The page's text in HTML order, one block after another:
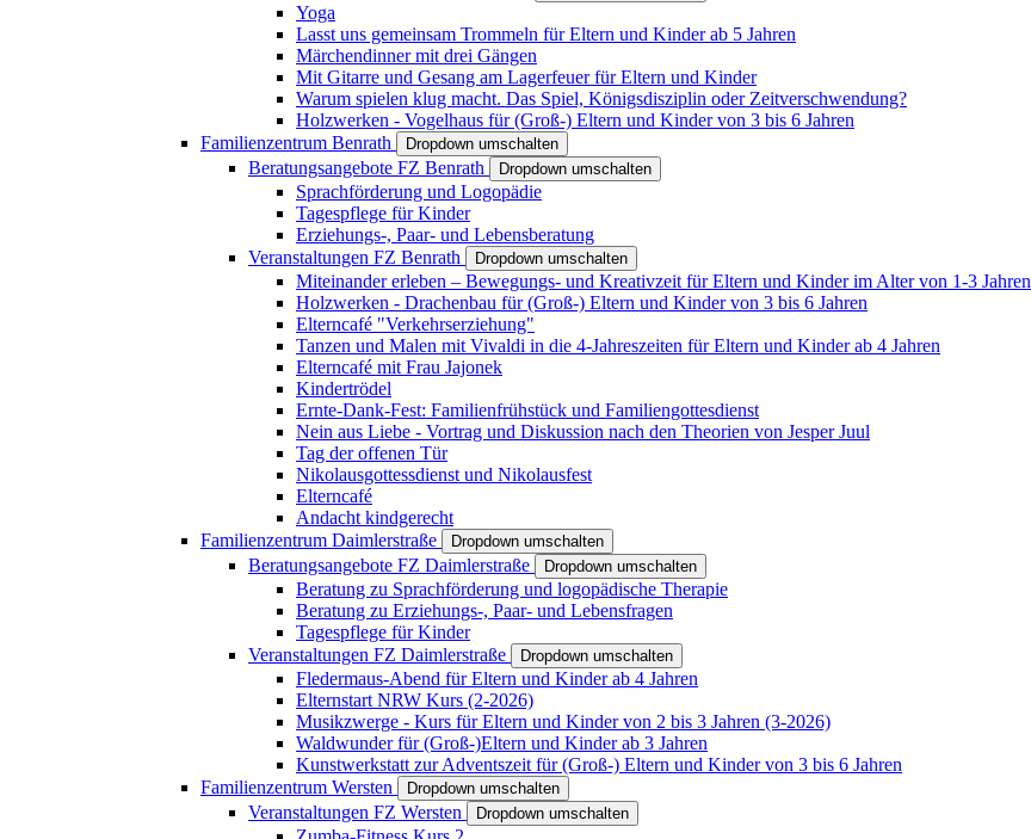
Yoga
Lasst uns gemeinsam Trommeln für Eltern und Kinder ab 5 Jahren
Märchendinner mit drei Gängen
Mit Gitarre und Gesang am Lagerfeuer für Eltern und Kinder
Warum spielen klug macht. Das Spiel, Königsdisziplin oder Zeitverschwendung?
Holzwerken - Vogelhaus für (Groß-) Eltern und Kinder von 3 bis 6 Jahren
Familienzentrum Benrath
Dropdown umschalten
Beratungsangebote FZ Benrath Dropdown umschalten
Sprachförderung und Logopädie
Tagespflege für Kinder
Erziehungs-, Paar- und Lebensberatung
Veranstaltungen FZ Benrath
Dropdown umschalten
Miteinander erleben – Bewegungs- und Kreativzeit für Eltern und Kinder im Alter von 1-3 Jahren
Holzwerken - Drachenbau für (Groß-) Eltern und Kinder von 3 bis 6 Jahren
Elterncafé "Verkehrserziehung"
Tanzen und Malen mit Vivaldi in die 4-Jahreszeiten für Eltern und Kinder ab 4 Jahren
Elterncafé mit Frau Jajonek
Kindertrödel
Ernte-Dank-Fest: Familienfrühstück und Familiengottesdienst
Nein aus Liebe - Vortrag und Diskussion nach den Theorien von Jesper Juul
Tag der offenen Tür
Nikolausgottessdienst und Nikolausfest
Elterncafé
Andacht kindgerecht
Familienzentrum Daimlerstraße
Dropdown umschalten
Beratungsangebote FZ Daimlerstraße Dropdown umschalten
Beratung zu Sprachförderung und logopädische Therapie
Beratung zu Erziehungs-, Paar- und Lebensfragen
Tagespflege für Kinder
Veranstaltungen FZ Daimlerstraße
Dropdown umschalten
Fledermaus-Abend für Eltern und Kinder ab 4 Jahren
Elternstart NRW Kurs (2-2026)
Musikzwerge - Kurs für Eltern und Kinder von 2 bis 3 Jahren (3-2026)
Waldwunder für (Groß-)Eltern und Kinder ab 3 Jahren
Kunstwerkstatt zur Adventszeit für (Groß-) Eltern und Kinder von 3 bis 6 Jahren
Familienzentrum Wersten
Dropdown umschalten
Veranstaltungen FZ Wersten Dropdown umschalten